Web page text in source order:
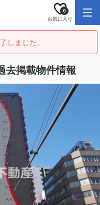
お気に入り
0
しました。
去掲載物件情報